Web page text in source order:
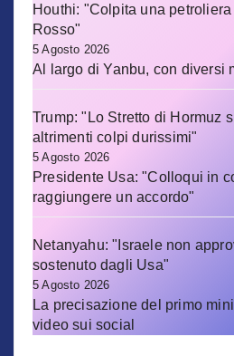
Houthi: "Colpita una
Rosso"
5 Agosto 2026
Al largo di Yanbu, con diversi
Trump: "Lo Stretto di Hormuz
altrimenti colpi durissimi"
5 Agosto 2026
Presidente Usa: "Colloqui in
raggiungere un accordo"
Netanyahu: "Israele non
sostenuto dagli Usa"
5 Agosto 2026
La precisazione del primo
video sui social